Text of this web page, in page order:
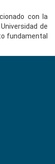
con la
de
fundamental